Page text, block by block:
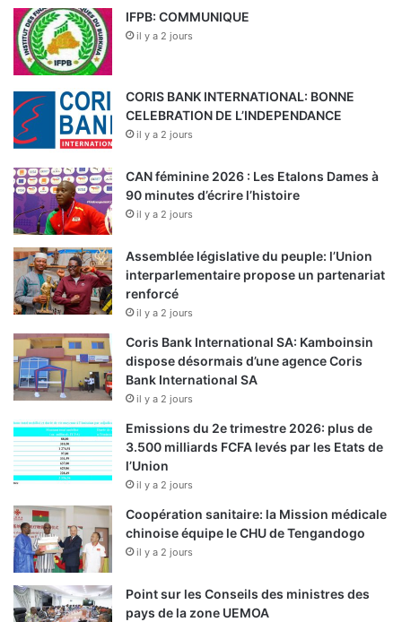
IFPB: COMMUNIQUE
il y a 2 jours
CORIS BANK INTERNATIONAL: BONNE
CELEBRATION DE L’INDEPENDANCE
il y a 2 jours
CAN féminine 2026 : Les Etalons Dames à
90 minutes d’écrire l’histoire
il y a 2 jours
Assemblée législative du peuple: l’Union
interparlementaire propose un partenariat
renforcé
il y a 2 jours
Coris Bank International SA: Kamboinsin
dispose désormais d’une agence Coris
Bank International SA
il y a 2 jours
Emissions du 2e trimestre 2026: plus de
3.500 milliards FCFA levés par les Etats de
l’Union
il y a 2 jours
Coopération sanitaire: la Mission médicale
chinoise équipe le CHU de Tengandogo
il y a 2 jours
Point sur les Conseils des ministres des
pays de la zone UEMOA